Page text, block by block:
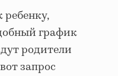
график
родители
запрос